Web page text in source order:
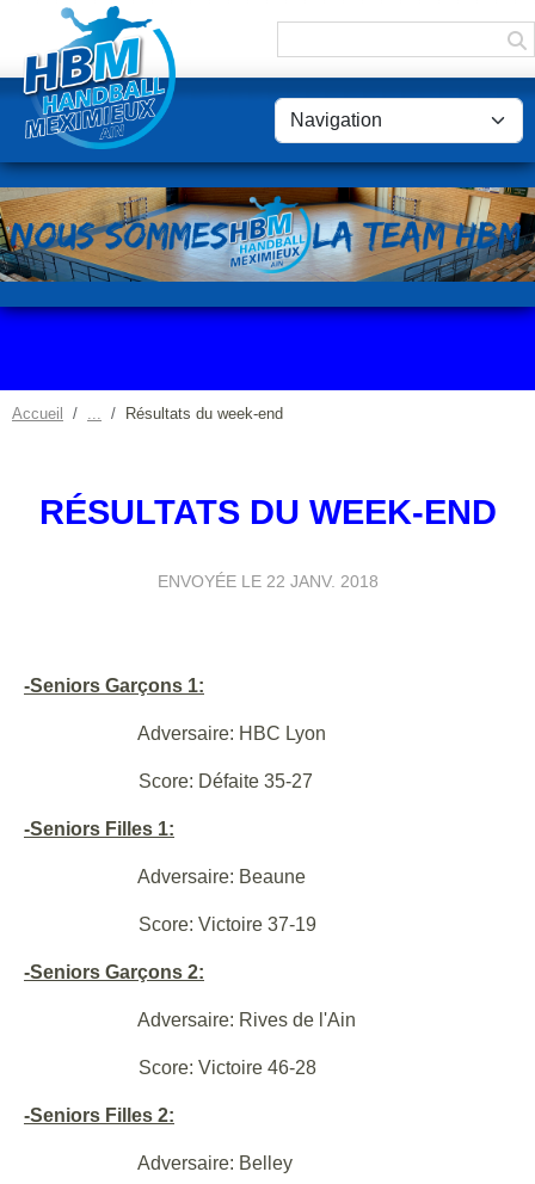
Accueil Résultats du week-end
RÉSULTATS DU WEEK-END
ENVOYÉE LE 22 JANV. 2018
-Seniors Garçons 1:
Adversaire: HBC Lyon
Score: Défaite 35-27
-Seniors Filles 1:
Adversaire: Beaune
Score: Victoire 37-19
-Seniors Garçons 2:
Adversaire: Rives de l'Ain
Score: Victoire 46-28
-Seniors Filles 2:
Adversaire: Belley
Panneau de gestion des cookies